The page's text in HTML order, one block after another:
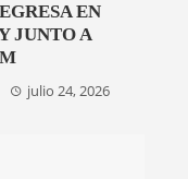
EN
JUNTO A
julio 24, 2026